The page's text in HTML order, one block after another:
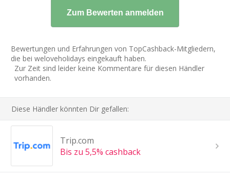
Bewertungen und Erfahrungen von TopCashback-Mitgliedern,
die bei weloveholidays eingekauft haben.
Zur Zeit sind leider keine Kommentare für diesen Händler
vorhanden.
Diese Händler könnten Dir gefallen:
Trip.com
Bis zu 5,5% cashback